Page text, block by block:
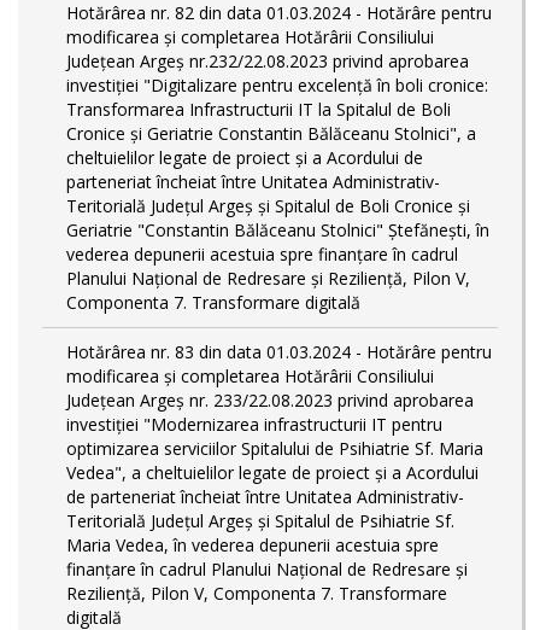
Hotărârea nr. 82 din data 01.03.2024 - Hotărâre pentru
modificarea și completarea Hotărârii Consiliului
Județean Argeș nr.232/22.08.2023 privind aprobarea
investiției "Digitalizare pentru excelență în boli cronice:
Transformarea Infrastructurii IT la Spitalul de Boli
Cronice și Geriatrie Constantin Bălăceanu Stolnici", a
cheltuielilor legate de proiect și a Acordului de
parteneriat încheiat între Unitatea Administrativ-
Teritorială Județul Argeș și Spitalul de Boli Cronice și
Geriatrie "Constantin Bălăceanu Stolnici" Ștefănești, în
vederea depunerii acestuia spre finanțare în cadrul
Planului Național de Redresare și Reziliență, Pilon V,
Componenta 7. Transformare digitală
Hotărârea nr. 83 din data 01.03.2024 - Hotărâre pentru
modificarea și completarea Hotărârii Consiliului
Județean Argeș nr. 233/22.08.2023 privind aprobarea
investiției "Modernizarea infrastructurii IT pentru
optimizarea serviciilor Spitalului de Psihiatrie Sf. Maria
Vedea", a cheltuielilor legate de proiect și a Acordului
de parteneriat încheiat între Unitatea Administrativ-
Teritorială Județul Argeș și Spitalul de Psihiatrie Sf.
Maria Vedea, în vederea depunerii acestuia spre
finanțare în cadrul Planului Național de Redresare și
Reziliență, Pilon V, Componenta 7. Transformare
digitală